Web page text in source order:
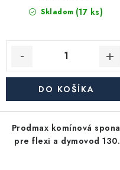
Skladom (17 ks)
DO KOŠÍKA
Prodmax komínová spona
pre flexi a dymovod 130